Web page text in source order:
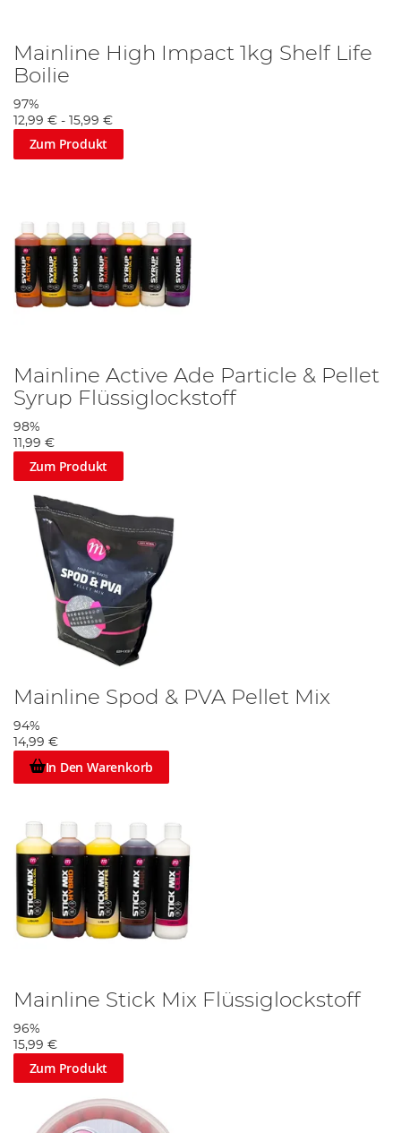
Mainline High Impact 1kg Shelf Life
Boilie
97%
12,99 € - 15,99 €
Zum Produkt
Mainline Active Ade Particle & Pellet
Syrup Flüssiglockstoff
98%
11,99 €
Zum Produkt
Mainline Spod & PVA Pellet Mix
94%
14,99 €
In Den Warenkorb
Mainline Stick Mix Flüssiglockstoff
96%
15,99 €
Zum Produkt